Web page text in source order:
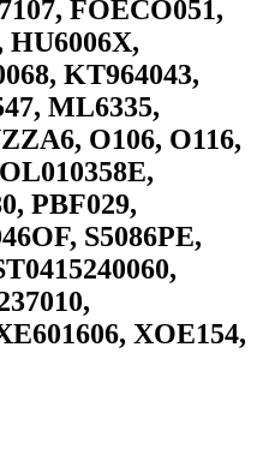
FOECO051,
HU6006X,
KT964043,
ML6335,
O106, O116,
PBF029,
S5086PE,
XOE154,